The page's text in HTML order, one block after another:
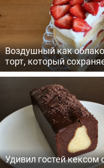
Воздушный как
торт, который
Удивил гостей кексом